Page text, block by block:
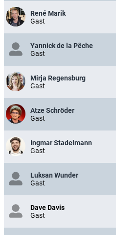
René Marik
Gast
Yannick de la Pêche
Gast
Mirja Regensburg
Gast
Atze Schröder
Gast
Ingmar Stadelmann
Gast
Luksan Wunder
Gast
Dave Davis
Gast